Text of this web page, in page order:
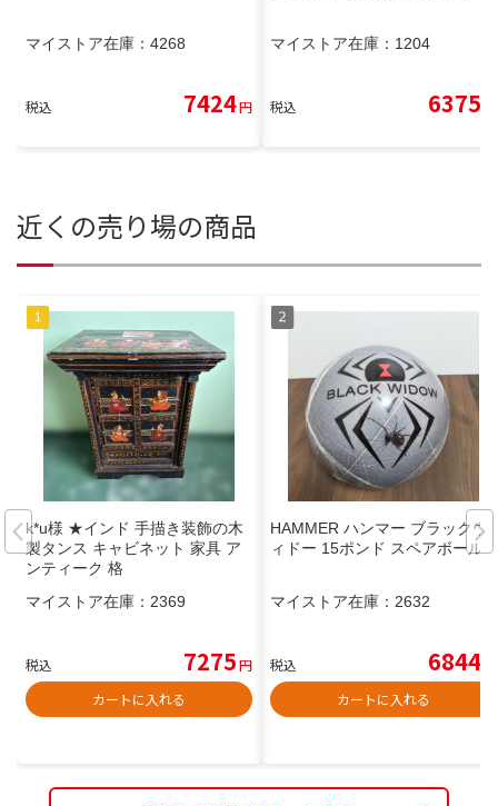
マイストア在庫： 4268
税込 7424円
マイストア在庫： 1204
税込 6375
近くの売り場の商品
k*u様 ★インド 手描き装飾の木
製タンス キャビネット 家具 ア
ンティーク 格
マイストア在庫： 2369
税込 7275円
カートに入れる
HAMMER ハンマー ブラックウ
ィドー 15ポンド スペアボール
マイストア在庫： 2632
税込 6844
カートに入れる